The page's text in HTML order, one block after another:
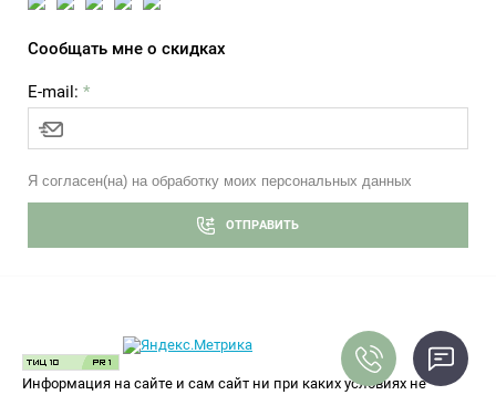
Сообщать мне о скидках
E-mail: *
Я согласен(на) на обработку моих персональных данных
ОТПРАВИТЬ
Информация на сайте и сам сайт ни при каких условиях не